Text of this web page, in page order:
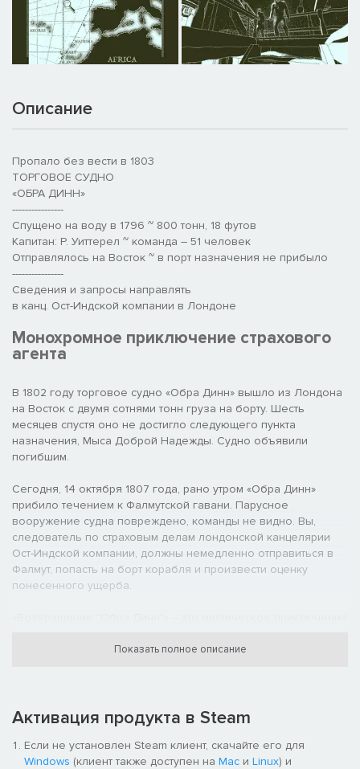
Описание
Пропало без вести в 1803
ТОРГОВОЕ СУДНО
«ОБРА ДИНН»
----------------
Спущено на воду в 1796 ~ 800 тонн, 18 футов
Капитан: Р. Уиттерел ~ команда – 51 человек
Отправлялось на Восток ~ в порт назначения не прибыло
----------------
Сведения и запросы направлять
в канц. Ост-Индской компании в Лондоне
Монохромное приключение страхового
агента
В 1802 году торговое судно «Обра Динн» вышло из Лондона
на Восток с двумя сотнями тонн груза на борту. Шесть
месяцев спустя оно не достигло следующего пункта
назначения, Мыса Доброй Надежды. Судно объявили
погибшим.
Сегодня, 14 октября 1807 года, рано утром «Обра Динн»
прибило течением к Фалмутской гавани. Парусное
вооружение судна повреждено, команды не видно. Вы,
следователь по страховым делам лондонской канцелярии
Ост-Индской компании, должны немедленно отправиться в
Фалмут, попасть на борт корабля и произвести оценку
понесенного ущерба.
окружающий мир и делать логические умозаключения из
Показать полное описание
Активация продукта в Steam
Если не установлен Steam клиент, скачайте его для
Windows (клиент также доступен на Mac и Linux) и